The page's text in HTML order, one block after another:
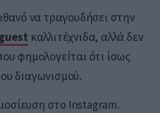
να τραγουδήσει στην
καλλιτέχνιδα, αλλά δεν
φημολογείται ότι ίσως
διαγωνισμού.
στο Instagram.